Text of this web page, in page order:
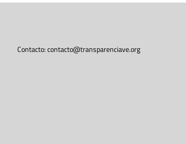
Contacto:contacto@transparenciave.org